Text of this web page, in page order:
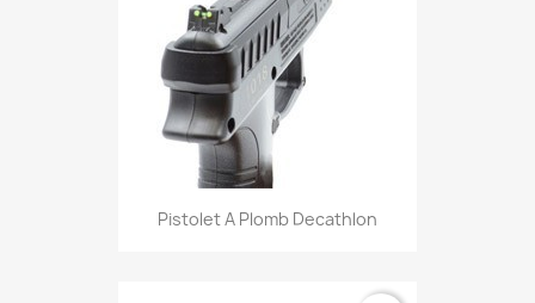
Aperçu rapide
Pistolet A Plomb Decathlon